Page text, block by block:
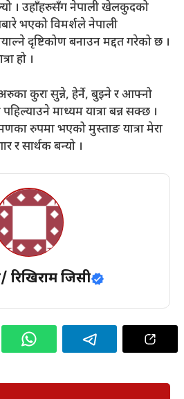
। उहाँहरुसँग नेपाली खेलकुदको
भएको विमर्शले नेपाली
दृष्टिकोण बनाउन मद्दत गरेको छ ।
हो ।
कुरा सुन्ने, हेर्ने, बुझ्ने र आफ्नो
माध्यम यात्रा बन्न सक्छ ।
रुपमा भएको मुस्ताङ यात्रा मेरा
र सार्थक बन्यो ।
रिखिराम जिसी